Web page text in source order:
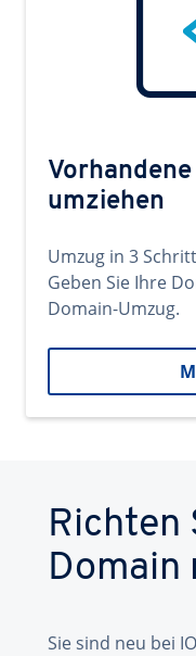
umziehen
Umzug in 3
Geben Sie Ihre
Domain-Umzug.
Richten
Domain
Sie sind neu bei